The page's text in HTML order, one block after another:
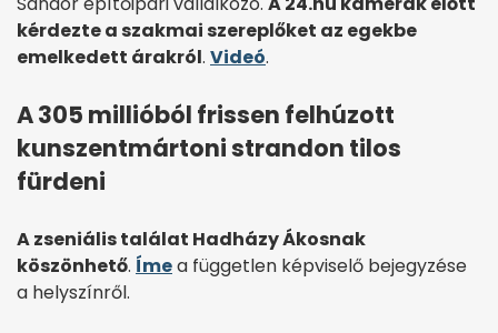
kérdezte a szakmai szereplőket az egekbe
emelkedett árakról. Videó.
A 305 millióból frissen felhúzott
kunszentmártoni strandon tilos
fürdeni
A zseniális találat Hadházy Ákosnak
köszönhető. Ímea független képviselő bejegyzése
a helyszínről.